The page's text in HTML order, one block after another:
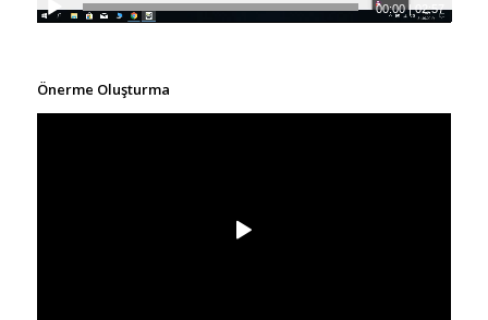
00:00|02:57
Önerme Oluşturma